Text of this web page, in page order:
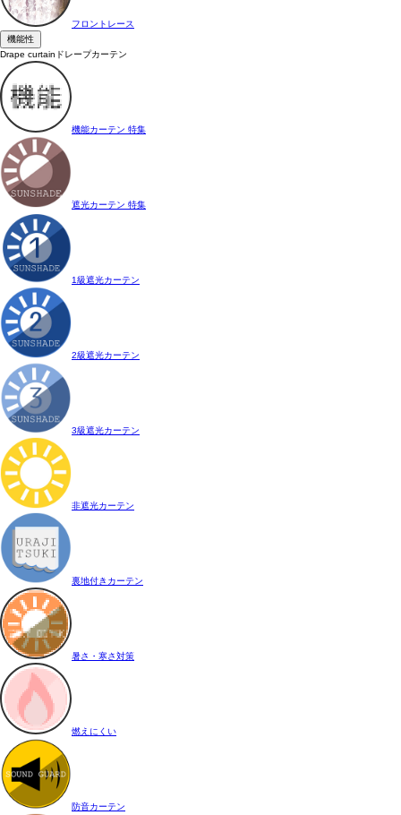
フロントレース
機能性
Drape curtain ドレープカーテン
機能カーテン 特集
遮光カーテン 特集
1級遮光カーテン
2級遮光カーテン
3級遮光カーテン
非遮光カーテン
裏地付きカーテン
暑さ・寒さ対策
燃えにくい
防音カーテン